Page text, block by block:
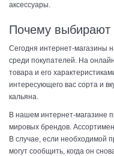
аксессуары.
Почему выбирают
Сегодня интернет-магазины
среди покупателей. На
товара и его
интересующего вас сорта и
кальяна.
В нашем интернет-магазине
мировых брендов.
В случае, если необходимой
могут сообщить, когда он